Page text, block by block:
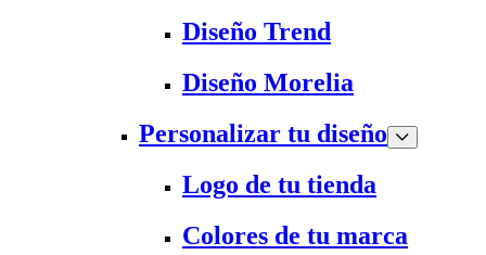
Diseño Trend
Diseño Morelia
Personalizar tu diseño
Logo de tu tienda
Colores de tu marca